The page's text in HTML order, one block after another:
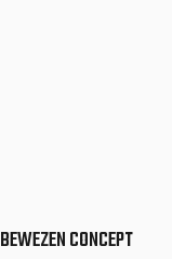
BEWEZEN CONCEPT